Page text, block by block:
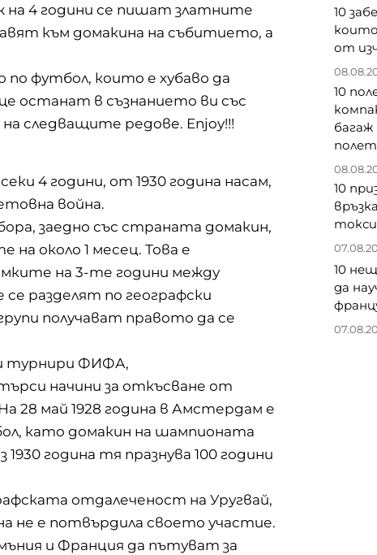
на 4 години се пишат златните
към домакина на събитието, а
футбол, които е хубаво да
останат в съзнанието ви със
следващите редове. Enjoy!!!
4 години, от 1930 година насам,
война.
заедно със страната домакин,
около 1 месец. Това е
на 3-те години между
разделят по географски
получават правото да се
турнири ФИФА,
начини за откъсване от
28 май 1928 година в Амстердам е
като домакин на шампионата
година тя празнува 100 години
отдалеченост на Уругвай,
не е потвърдила своето участие.
и Франция да пътуват за
10
от
10
полет
10
10
да